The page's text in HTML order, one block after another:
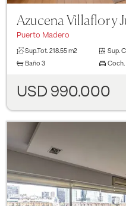
Azucena Villaflor y
Puerto Madero
Sup.Tot.218.55 m2 Sup.
Baño 3 Coch.
USD 990.000
Previous